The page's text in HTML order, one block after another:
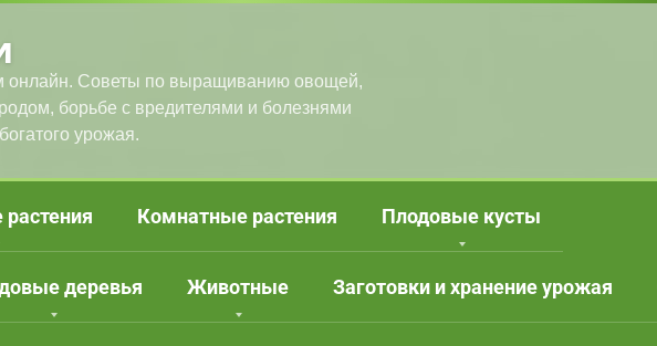
онлайн. Советы по выращиванию овощей,
борьбе с вредителями и болезнями
урожая.
Комнатные растения Плодовые кусты
деревья Животные Заготовки и хранение урожая